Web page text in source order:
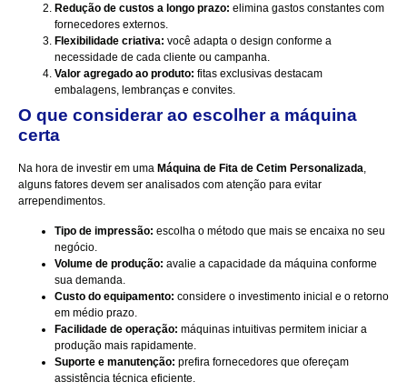
Redução de custos a longo prazo: elimina gastos constantes com
fornecedores externos.
Flexibilidade criativa: você adapta o design conforme a
necessidade de cada cliente ou campanha.
Valor agregado ao produto: fitas exclusivas destacam
embalagens, lembranças e convites.
O que considerar ao escolher a máquina
certa
Na hora de investir em uma Máquina de Fita de Cetim Personalizada,
alguns fatores devem ser analisados com atenção para evitar
arrependimentos.
Tipo de impressão: escolha o método que mais se encaixa no seu
negócio.
Volume de produção: avalie a capacidade da máquina conforme
sua demanda.
Custo do equipamento: considere o investimento inicial e o retorno
em médio prazo.
Facilidade de operação: máquinas intuitivas permitem iniciar a
produção mais rapidamente.
Suporte e manutenção: prefira fornecedores que ofereçam
assistência técnica eficiente.